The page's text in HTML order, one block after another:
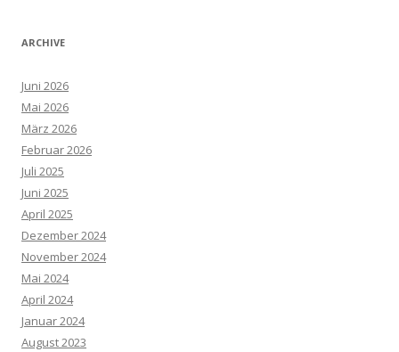
ARCHIVE
Juni 2026
Mai 2026
März 2026
Februar 2026
Juli 2025
Juni 2025
April 2025
Dezember 2024
November 2024
Mai 2024
April 2024
Januar 2024
August 2023